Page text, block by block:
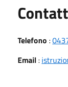
Telefono :
Email :